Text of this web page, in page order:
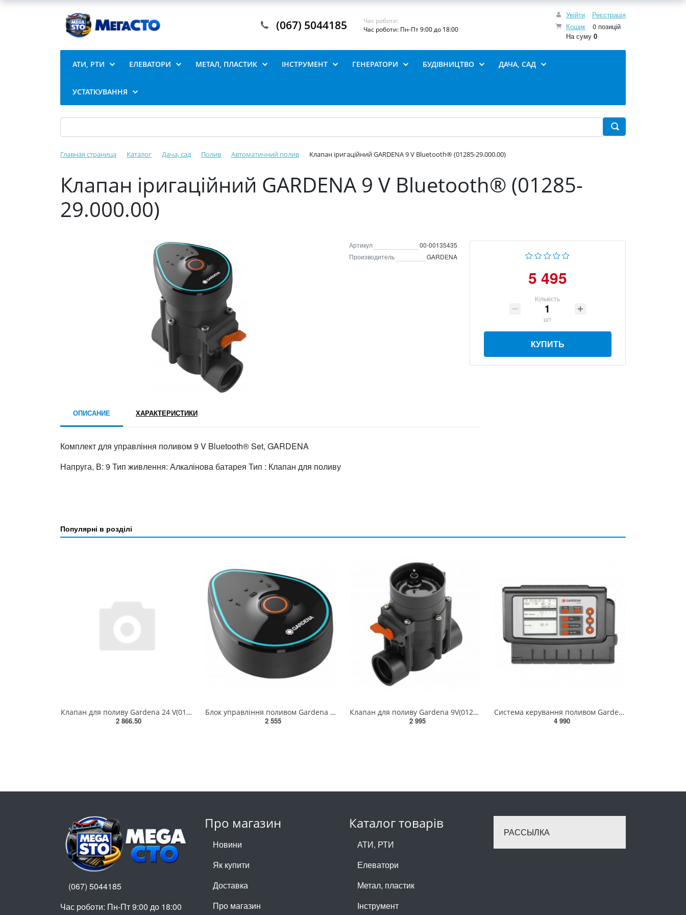
Увійти
Реєстрація
Кошик
0 позицій
На суму 0
(067) 5044185
Час роботи:
Час роботи: Пн-Пт 9:00 до 18:00
АТИ, РТИ ЕЛЕВАТОРИ МЕТАЛ, ПЛАСТИК ІНСТРУМЕНТ ГЕНЕРАТОРИ БУДІВНИЦТВО ДАЧА, САД
УСТАТКУВАННЯ
Главная страница Каталог Дача, сад Полив Автоматичний полив Клапан іригаційний GARDENA 9 V Bluetooth® (01285-29.000.00)
Клапан іригаційний GARDENA 9 V Bluetooth® (01285-
29.000.00)
Артикул
00-00135435
Производитель
GARDENA
5 495
Кількість
шт
КУПИТЬ
ОПИСАНИЕ ХАРАКТЕРИСТИКИ
Комплект для управління поливом 9 V Bluetooth® Set, GARDENA
Напруга, В: 9 Тип живлення: Алкалінова батарея Тип : Клапан для поливу
Популярні в розділі
Клапан для поливу Gardena 24 V(01278-27.000.00)
2 866.50
Блок управління поливом Gardena 9 V Bluetooth®(01287-20.000.00)
2 555
Клапан для поливу Gardena 9V(01251-20.000.00)
2 995
Система керування поливом Gardena 6030 Classic(01284-29.000.00)
4 990
Про магазин
Новини
Як купити
Доставка
Про магазин
Каталог товарів
АТИ, РТИ
Елеватори
Метал, пластик
Інструмент
РАССЫЛКА
(067) 5044185
Час роботи: Пн-Пт 9:00 до 18:00